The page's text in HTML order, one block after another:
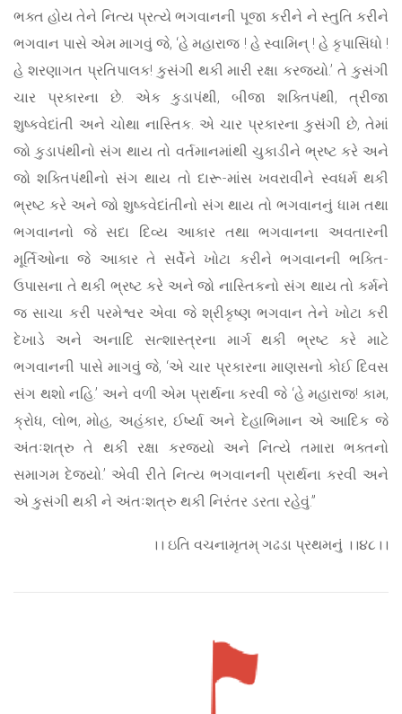
ભક્ત હોય તેને નિત્ય પ્રત્યે ભગવાનની પૂજા કરીને ને સ્તુતિ કરીને
ભગવાન પાસે એમ માગવું જે, ‘હે મહારાજ ! હે સ્વામિન્ ! હે કૃપાસિંધો !
હે શરણાગત પ્રતિપાલક! કુસંગી થકી મારી રક્ષા કરજ્યો.’ તે કુસંગી
ચાર પ્રકારના છે. એક કુડાપંથી, બીજા શક્તિપંથી, ત્રીજા
શુષ્કવેદાંતી અને ચોથા નાસ્તિક. એ ચાર પ્રકારના કુસંગી છે, તેમાં
જો કુડાપંથીનો સંગ થાય તો વર્તમાનમાંથી ચુકાડીને ભ્રષ્ટ કરે અને
જો શક્તિપંથીનો સંગ થાય તો દારૂ-માંસ ખવરાવીને સ્વધર્મ થકી
ભ્રષ્ટ કરે અને જો શુષ્કવેદાંતીનો સંગ થાય તો ભગવાનનું ધામ તથા
ભગવાનનો જે સદા દિવ્ય આકાર તથા ભગવાનના અવતારની
મૂર્તિઓના જે આકાર તે સર્વેને ખોટા કરીને ભગવાનની ભક્તિ-
ઉપાસના તે થકી ભ્રષ્ટ કરે અને જો નાસ્તિકનો સંગ થાય તો કર્મને
જ સાચા કરી પરમેશ્વર એવા જે શ્રીકૃષ્ણ ભગવાન તેને ખોટા કરી
દેખાડે અને અનાદિ સત્શાસ્ત્રના માર્ગ થકી ભ્રષ્ટ કરે માટે
ભગવાનની પાસે માગવું જે, ‘એ ચાર પ્રકારના માણસનો કોઈ દિવસ
સંગ થશો નહિ.’ અને વળી એમ પ્રાર્થના કરવી જે ‘હે મહારાજ! કામ,
ક્રોધ, લોભ, મોહ, અહંકાર, ઈર્ષ્યા અને દેહાભિમાન એ આદિક જે
અંતઃશત્રુ તે થકી રક્ષા કરજ્યો અને નિત્યે તમારા ભક્તનો
સમાગમ દેજ્યો.’ એવી રીતે નિત્ય ભગવાનની પ્રાર્થના કરવી અને
એ કુસંગી થકી ને અંતઃશત્રુ થકી નિરંતર ડરતા રહેવું.”
।। ઇતિ વચનામૃતમ્ ગઢડા પ્રથમનું ।।૪૮।।